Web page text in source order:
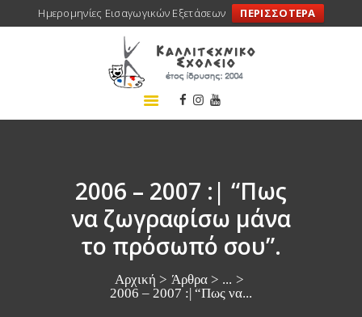
Ημερομηνίες Εισαγωγικών Εξετάσεων ΠΕΡΙΣΣΟΤΕΡΑ
2006 – 2007 :| “Πως
να ζωγραφίσω μάνα
το πρόσωπό σου”.
Αρχική Άρθρα
...
2006 – 2007 :| “Πως να...
ΑΡΧΙΚΗ
ΠΡΟΓΡΑΜΜΑΤΑ
ΔΡΑΣΕΙΣ
ΜΕΤΑΚΙΝΗΣΕΙΣ
ΕΠΙΚΟΙΝΩΝΙΑ